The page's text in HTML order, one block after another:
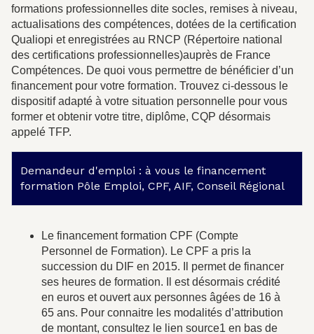
formations professionnelles dite socles, remises à niveau,
actualisations des compétences, dotées de la certification
Qualiopi et enregistrées au RNCP (Répertoire national
des certifications professionnelles)auprès de France
Compétences. De quoi vous permettre de bénéficier d’un
financement pour votre formation. Trouvez ci-dessous le
dispositif adapté à votre situation personnelle pour vous
former et obtenir votre titre, diplôme, CQP désormais
appelé TFP.
Demandeur d'emploi : à vous le financement
formation Pôle Emploi, CPF, AIF, Conseil Régional
Le financement formation CPF (Compte
Personnel de Formation). Le CPF a pris la
succession du DIF en 2015. Il permet de financer
ses heures de formation. Il est désormais crédité
en euros et ouvert aux personnes âgées de 16 à
65 ans. Pour connaitre les modalités d’attribution
de montant, consultez le lien source1 en bas de